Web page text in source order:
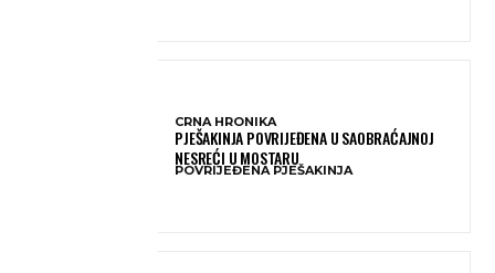
CRNA HRONIKA
PJEŠAKINJA POVRIJEĐENA U SAOBRAĆAJNOJ
NESREĆI U MOSTARU
POVRIJEĐENA PJEŠAKINJA